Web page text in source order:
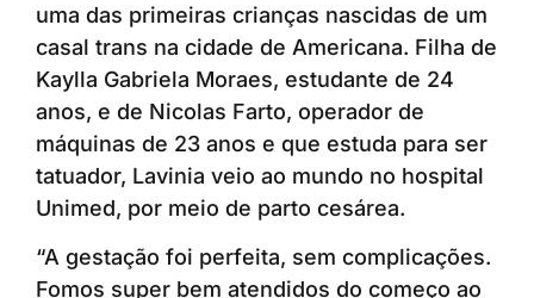
uma das primeiras crianças nascidas de um
casal trans na cidade de Americana. Filha de
Kaylla Gabriela Moraes, estudante de 24
anos, e de Nicolas Farto, operador de
máquinas de 23 anos e que estuda para ser
tatuador, Lavinia veio ao mundo no hospital
Unimed, por meio de parto cesárea.
“A gestação foi perfeita, sem complicações.
Fomos super bem atendidos do começo ao